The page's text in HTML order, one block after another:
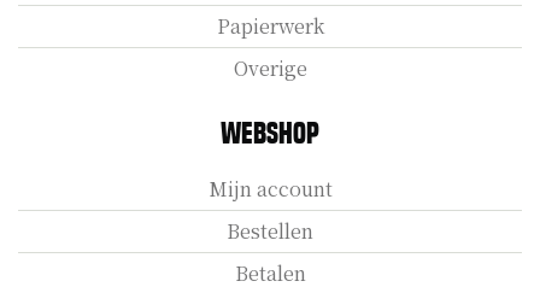
Papierwerk
Overige
Webshop
Mijn account
Bestellen
Betalen